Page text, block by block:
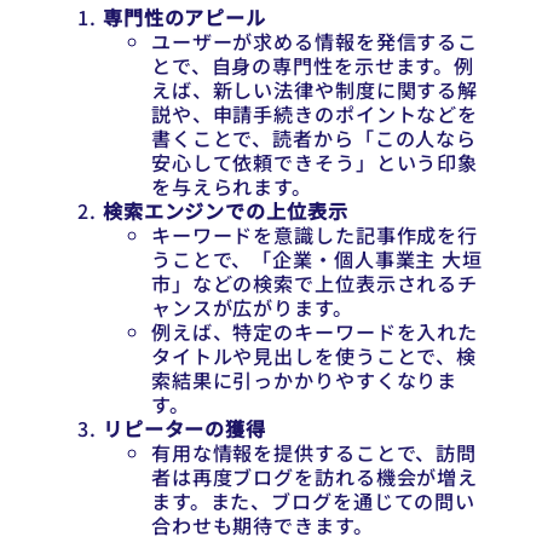
専門性のアピール
ユーザーが求める情報を発信するこ
とで、自身の専門性を示せます。例
えば、新しい法律や制度に関する解
説や、申請手続きのポイントなどを
書くことで、読者から「この人なら
安心して依頼できそう」という印象
を与えられます。
検索エンジンでの上位表示
キーワードを意識した記事作成を行
うことで、「企業・個人事業主 大垣
市」などの検索で上位表示されるチ
ャンスが広がります。
例えば、特定のキーワードを入れた
タイトルや見出しを使うことで、検
索結果に引っかかりやすくなりま
す。
リピーターの獲得
有用な情報を提供することで、訪問
者は再度ブログを訪れる機会が増え
ます。また、ブログを通じての問い
合わせも期待できます。